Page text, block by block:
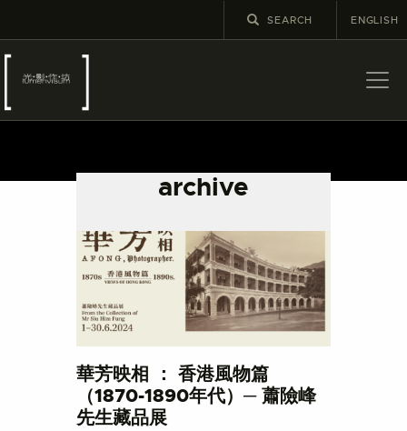
ENGLISH
archive
最新消息
教育及外展
學校課程
出版
更多攝影資訊
華芳映相 ： 香港風物篇
（1870-1890年代）─ 蕭險峰
先生藏品展